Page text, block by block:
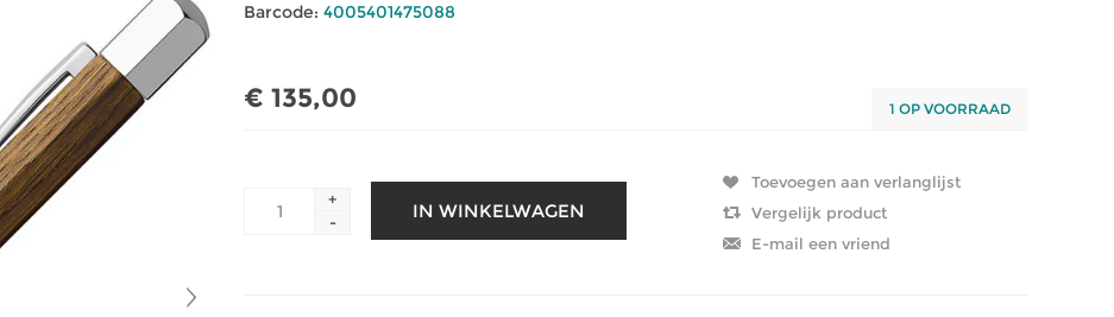
Barcode: 4005401475088
€ 135,00 1 OP VOORRAAD
+
-